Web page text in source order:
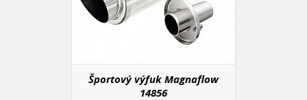
Športový výfuk Magnaflow
14856